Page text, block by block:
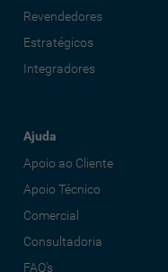
Revendedores
Estratégicos
Integradores
Ajuda
Apoio ao Cliente
Apoio Técnico
Comercial
Consultadoria
FAQ's